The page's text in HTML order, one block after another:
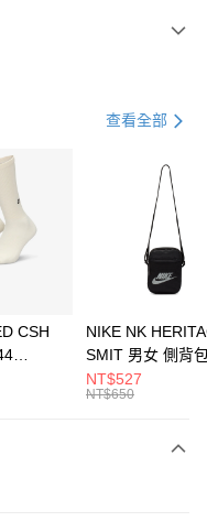
21家銀行
商業銀行
商業銀行
查看全部
CSH
短統襪
NIKE NK
SMIT 男女 側背
BA5871010
NT$527
NT$650